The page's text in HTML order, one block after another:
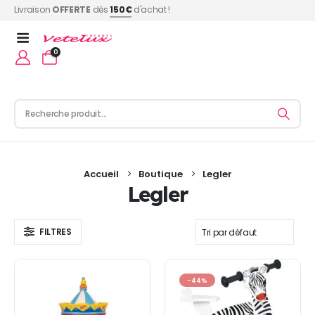
Livraison OFFERTE dès150€d'achat !
0
Accueil Boutique Legler
Legler
FILTRES
-44%